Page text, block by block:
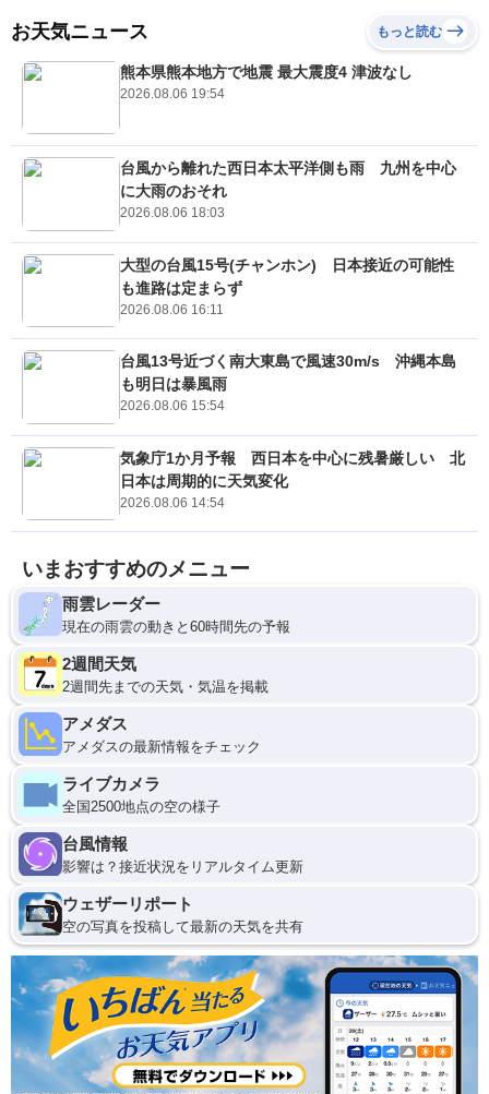
お天気ニュース もっと読む
熊本県熊本地方で地震 最大震度4 津波なし
2026.08.06 19:54
台風から離れた西日本太平洋側も雨 九州を中心
に大雨のおそれ
2026.08.06 18:03
大型の台風15号(チャンホン) 日本接近の可能性
も進路は定まらず
2026.08.06 16:11
台風13号近づく南大東島で風速30m/s 沖縄本島
も明日は暴風雨
2026.08.06 15:54
気象庁1か月予報 西日本を中心に残暑厳しい 北
日本は周期的に天気変化
2026.08.06 14:54
いまおすすめのメニュー
雨雲レーダー
現在の雨雲の動きと60時間先の予報
2週間天気
2週間先までの天気・気温を掲載
アメダス
アメダスの最新情報をチェック
ライブカメラ
全国2500地点の空の様子
台風情報
影響は？接近状況をリアルタイム更新
ウェザーリポート
空の写真を投稿して最新の天気を共有